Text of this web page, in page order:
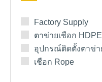
Factory Supply
ตาข่ายเชือก
อุปกรณ์ติดตั้งตาข่า
เชือก Rope